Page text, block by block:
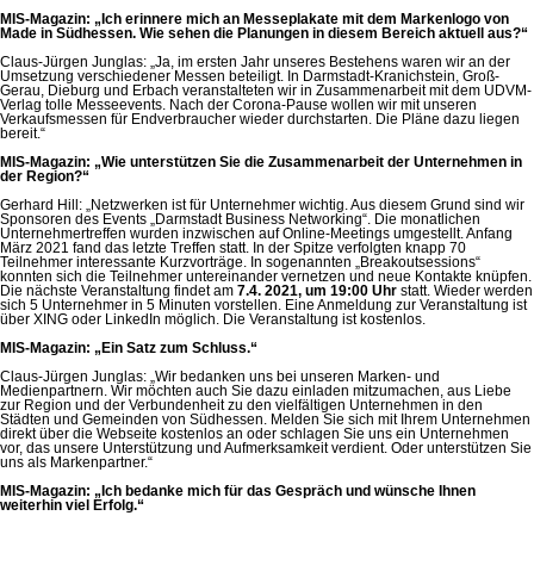
MIS-Magazin: „Ich erinnere mich an Messeplakate mit dem Markenlogo von
Made in Südhessen. Wie sehen die Planungen in diesem Bereich aktuell aus?“
Claus-Jürgen Junglas: „Ja, im ersten Jahr unseres Bestehens waren wir an der
Umsetzung verschiedener Messen beteiligt. In Darmstadt-Kranichstein, Groß-
Gerau, Dieburg und Erbach veranstalteten wir in Zusammenarbeit mit dem UDVM-
Verlag tolle Messeevents. Nach der Corona-Pause wollen wir mit unseren
Verkaufsmessen für Endverbraucher wieder durchstarten. Die Pläne dazu liegen
bereit.“
MIS-Magazin: „Wie unterstützen Sie die Zusammenarbeit der Unternehmen in
der Region?“
Gerhard Hill: „Netzwerken ist für Unternehmer wichtig. Aus diesem Grund sind wir
Sponsoren des Events „Darmstadt Business Networking“. Die monatlichen
Unternehmertreffen wurden inzwischen auf Online-Meetings umgestellt. Anfang
März 2021 fand das letzte Treffen statt. In der Spitze verfolgten knapp 70
Teilnehmer interessante Kurzvorträge. In sogenannten „Breakoutsessions“
konnten sich die Teilnehmer untereinander vernetzen und neue Kontakte knüpfen.
Die nächste Veranstaltung findet am 7.4. 2021, um 19:00 Uhr statt. Wieder werden
sich 5 Unternehmer in 5 Minuten vorstellen. Eine Anmeldung zur Veranstaltung ist
über XING oder LinkedIn möglich. Die Veranstaltung ist kostenlos.
MIS-Magazin: „Ein Satz zum Schluss.“
Claus-Jürgen Junglas: „Wir bedanken uns bei unseren Marken- und
Medienpartnern. Wir möchten auch Sie dazu einladen mitzumachen, aus Liebe
zur Region und der Verbundenheit zu den vielfältigen Unternehmen in den
Städten und Gemeinden von Südhessen. Melden Sie sich mit Ihrem Unternehmen
direkt über die Webseite kostenlos an oder schlagen Sie uns ein Unternehmen
vor, das unsere Unterstützung und Aufmerksamkeit verdient. Oder unterstützen Sie
uns als Markenpartner.“
MIS-Magazin: „Ich bedanke mich für das Gespräch und wünsche Ihnen
weiterhin viel Erfolg.“